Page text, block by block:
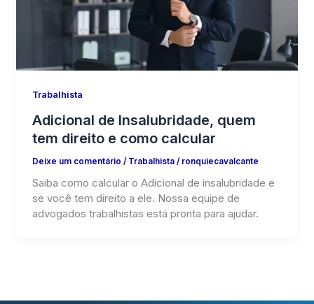
Trabalhista
Adicional de Insalubridade, quem
tem direito e como calcular
Deixe um comentário / Trabalhista/ ronquiecavalcante
Saiba como calcular o Adicional de insalubridade e
se você tem direito a ele. Nossa equipe de
advogados trabalhistas está pronta para ajudar.